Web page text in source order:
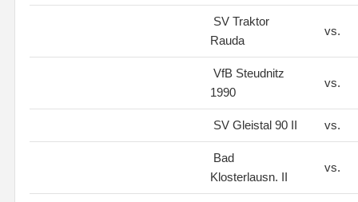
SV Traktor
Rauda
vs.
VfB Steudnitz
1990
vs.
SV Gleistal 90 II vs.
Bad
Klosterlausn. II
vs.